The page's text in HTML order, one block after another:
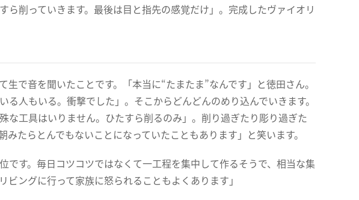
削っていきます。最後は目と指先の感覚だけ」。完成したヴァイオリ
で音を聞いたことです。「本当に“たまたま”なんです」と徳田さん。
る人もいる。衝撃でした」。そこからどんどんのめり込んでいきます。
な工具はいりません。ひたすら削るのみ」。削り過ぎたり彫り過ぎた
たらとんでもないことになっていたこともあります」と笑います。
です。毎日コツコツではなくて一工程を集中して作るそうで、相当な集
ングに行って家族に怒られることもよくあります」